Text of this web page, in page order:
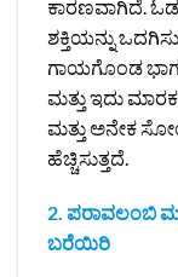
ಕಾರಣವಾಗಿದೆ.
ಶಕ್ತಿಯನ್ನು
ಗಾಯಗೊಂಡ
ಮತ್ತು ಇದು
ಮತ್ತು ಅನೇಕ
ಹೆಚ್ಚಿಸುತ್ತದೆ.
2. ಪರಾವಲಂಬಿ
ಬರೆಯಿರಿ